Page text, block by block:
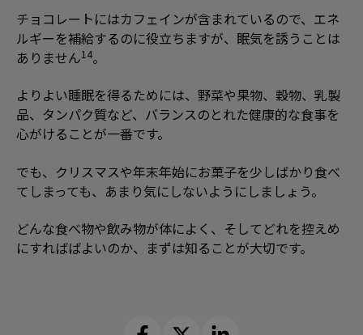
チョコレートにはカフェインが含まれているので、エネ
ルギーを補給するのに役立ちますが、眠気を誘うことは
ありません14。
よりよい睡眠を得るためには、野菜や果物、穀物、乳製
品、タンパク質など、バランスのとれた健康的な食事を
心がけることが一番です。
でも、クリスマスや年末年始にお菓子を少しばかり食べ
てしまっても、あまり気にしないようにしましょう。
どんな食べ物や飲み物が体によく、そしてどれを控えめ
にすればばよいのか、まずは知ることが大切です。